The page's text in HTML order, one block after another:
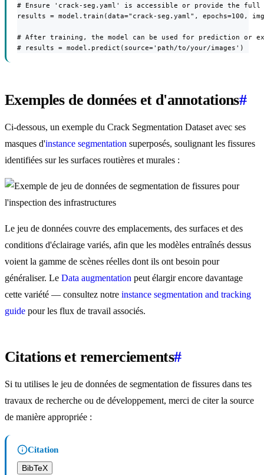
# Ensure 'crack-seg.yaml' is accessible or provide the full
results = model.train(data="crack-seg.yaml", epochs=100,
# After training, the model can be used for prediction or
# results = model.predict(source='path/to/your/images')
Exemples de données et d'annotations#
Ci-dessous, un exemple du Crack Segmentation Dataset avec ses
masques d'instance segmentation superposés, soulignant les fissures
identifiées sur les surfaces routières et murales :
Le jeu de données couvre des emplacements, des surfaces et des
conditions d'éclairage variés, afin que les modèles entraînés dessus
voient la gamme de scènes réelles dont ils ont besoin pour
généraliser. Le Data augmentation peut élargir encore davantage
cette variété — consultez notre instance segmentation and tracking
guide pour les flux de travail associés.
Citations et remerciements#
Si tu utilises le jeu de données de segmentation de fissures dans tes
travaux de recherche ou de développement, merci de citer la source
de manière appropriée :
Citation
BibTeX